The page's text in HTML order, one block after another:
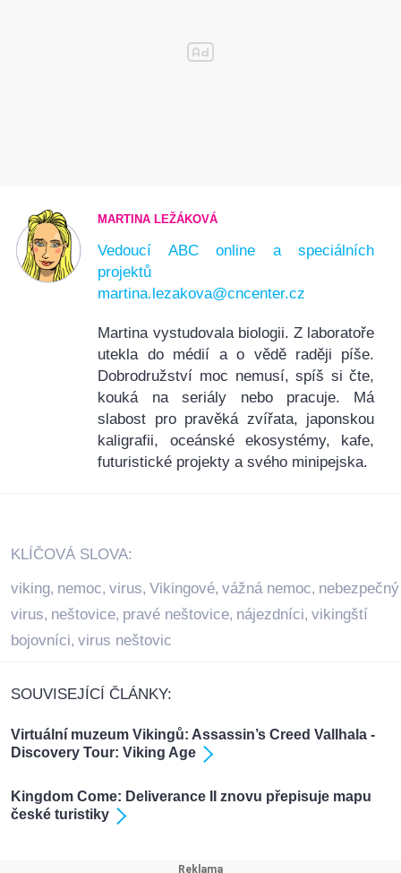
MARTINA LEŽÁKOVÁ
Vedoucí ABC online a speciálních
projektů
martina.lezakova@cncenter.cz
Martina vystudovala biologii. Z laboratoře
utekla do médií a o vědě raději píše.
Dobrodružství moc nemusí, spíš si čte,
kouká na seriály nebo pracuje. Má
slabost pro pravěká zvířata, japonskou
kaligrafii, oceánské ekosystémy, kafe,
futuristické projekty a svého minipejska.
KLÍČOVÁ SLOVA:
viking, nemoc, virus, Vikingové, vážná nemoc, nebezpečný
virus, neštovice, pravé neštovice, nájezdníci, vikingští
bojovníci, virus neštovic
SOUVISEJÍCÍ ČLÁNKY:
Virtuální muzeum Vikingů: Assassin’s Creed Vallhala -
Discovery Tour: Viking Age
Kingdom Come: Deliverance II znovu přepisuje mapu
české turistiky